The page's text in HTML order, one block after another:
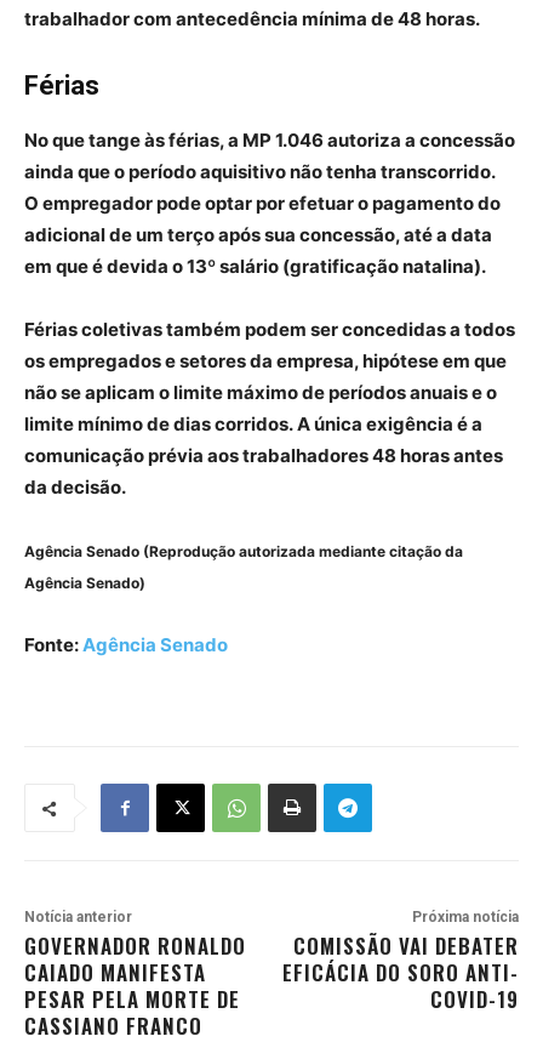
trabalhador com antecedência mínima de 48 horas.
Férias
No que tange às férias, a MP 1.046 autoriza a concessão
ainda que o período aquisitivo não tenha transcorrido.
O empregador pode optar por efetuar o pagamento do
adicional de um terço após sua concessão, até a data
em que é devida o 13º salário (gratificação natalina).
Férias coletivas também podem ser concedidas a todos
os empregados e setores da empresa, hipótese em que
não se aplicam o limite máximo de períodos anuais e o
limite mínimo de dias corridos. A única exigência é a
comunicação prévia aos trabalhadores 48 horas antes
da decisão.
Agência Senado (Reprodução autorizada mediante citação da
Agência Senado)
Fonte:Agência Senado
Notícia anterior
GOVERNADOR RONALDO
CAIADO MANIFESTA
PESAR PELA MORTE DE
CASSIANO FRANCO
Próxima notícia
COMISSÃO VAI DEBATER
EFICÁCIA DO SORO ANTI-
COVID-19